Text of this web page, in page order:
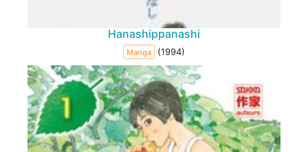
Hanashippanashi
Manga (1994)